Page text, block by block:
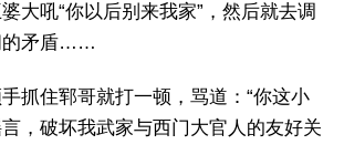
大吼“你以后别来我家”，然后就去调
的矛盾……
抓住郓哥就打一顿，骂道：“你这小
，破坏我武家与西门大官人的友好关